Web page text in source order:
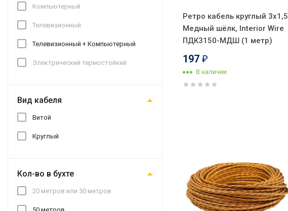
Компьютерный
Телевизионный
Телевизионный + Компьютерный
Электрический термостойкий
Вид кабеля
Витой
Круглый
Кол-во в бухте
20 метров или 50 метров
Ретро кабель круглый 3x1,5
Медный шёлк, Interior Wire
ПДК3150-МДШ (1 метр)
197 ₽
В наличии